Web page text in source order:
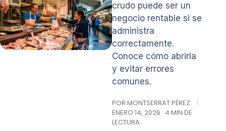
crudo puede ser un
negocio rentable si se
administra
correctamente.
Conoce cómo abrirla
y evitar errores
comunes.
POR MONTSERRAT PÉREZ
|
ENERO 14, 2026 · 4 MIN DE
LECTURA